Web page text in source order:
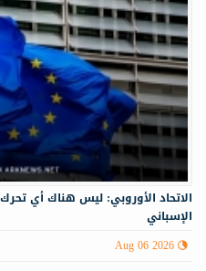
الاتحاد الأوروبي: ليس هناك أي
الإسباني
Aug 06 2026